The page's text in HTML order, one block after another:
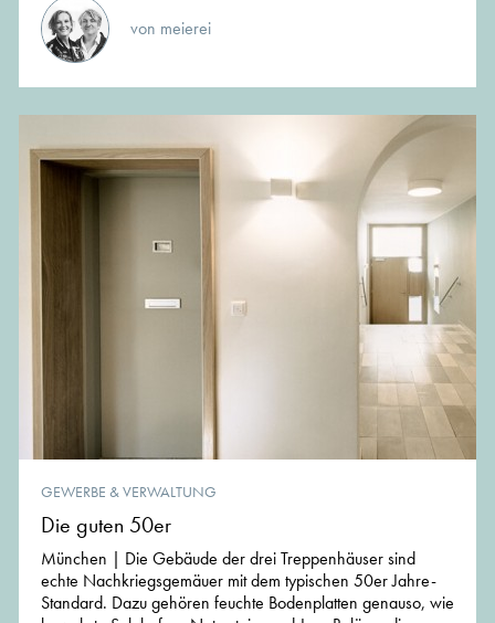
von meierei
GEWERBE & VERWALTUNG
Die guten 50er
München | Die Gebäude der drei Treppenhäuser sind
echte Nachkriegsgemäuer mit dem typischen 50er Jahre-
Standard. Dazu gehören feuchte Bodenplatten genauso, wie